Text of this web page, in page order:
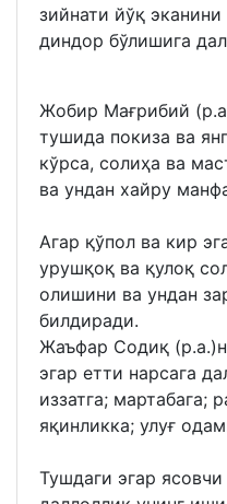
зийнати йўқ
диндор бўлишига
Жобир Мағрибий
тушида покиза ва
кўрса, солиҳа ва
ва ундан хайру
Агар қўпол ва кир
урушқоқ ва қулоқ
олишини ва ундан
билдиради.
Жаъфар Содиқ
эгар етти нарсага
иззатга; мартабага;
яқинликка; улуғ
Тушдаги эгар